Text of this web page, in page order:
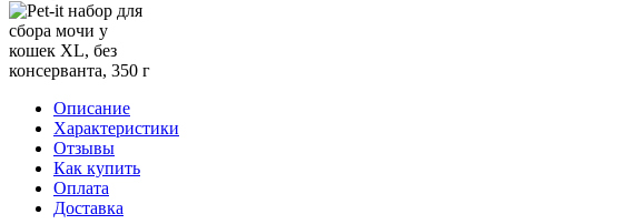
Описание
Характеристики
Отзывы
Как купить
Оплата
Доставка